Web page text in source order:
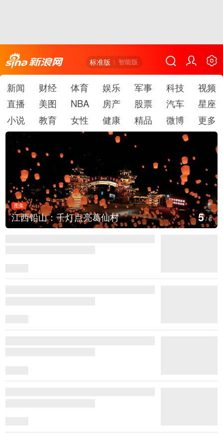
标准版 智能版
新闻 财经 体育 娱乐 军事 科技
视频
直播
美图 NBA 房产 股票 汽车
星座
小说
教育 女性 健康 精品 微博 更多
图集
上海：七彩稻田画迎最佳观赏期 6/6